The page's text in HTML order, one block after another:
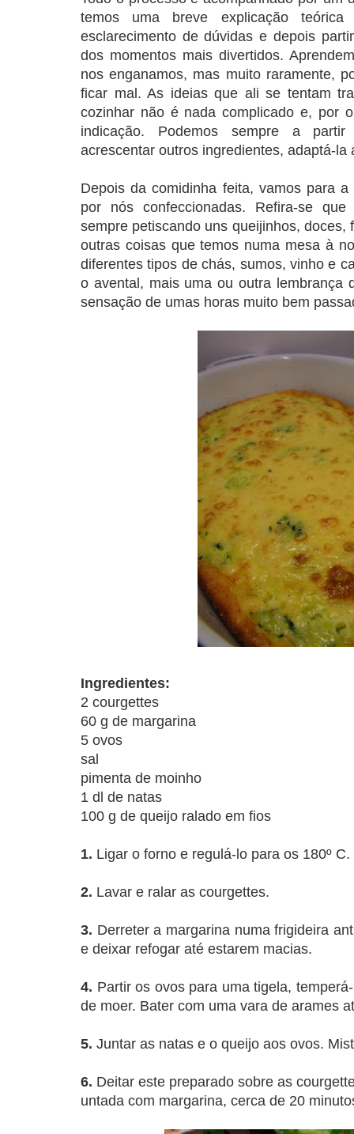
temos uma breve explicação
esclarecimento de dúvidas e depois
dos momentos mais divertidos.
nos enganamos, mas muito raramente,
ficar mal. As ideias que ali se tentam
cozinhar não é nada complicado e, por
indicação. Podemos sempre a
acrescentar outros ingredientes, adaptá-la
Depois da comidinha feita, vamos para
por nós confeccionadas. Refira-se
sempre petiscando uns queijinhos, doces,
outras coisas que temos numa mesa à
diferentes tipos de chás, sumos, vinho e
o avental, mais uma ou outra lembrança
sensação de umas horas muito bem
Ingredientes:
2 courgettes
60 g de margarina
5 ovos
sal
pimenta de moinho
1 dl de natas
100 g de queijo ralado em fios
1. Ligar o forno e regulá-lo para os 180º C.
2. Lavar e ralar as courgettes.
3. Derreter a margarina numa frigideira
e deixar refogar até estarem macias.
4. Partir os ovos para uma tigela,
de moer. Bater com uma vara de arames
5. Juntar as natas e o queijo aos ovos.
6. Deitar este preparado sobre as
untada com margarina, cerca de 20